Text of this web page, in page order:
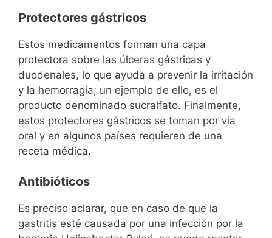
Protectores gástricos
Estos medicamentos forman una capa
protectora sobre las úlceras gástricas y
duodenales, lo que ayuda a prevenir la irritación
y la hemorragia; un ejemplo de ello, es el
producto denominado sucralfato. Finalmente,
estos protectores gástricos se toman por vía
oral y en algunos países requieren de una
receta médica.
Antibióticos
Es preciso aclarar, que en caso de que la
gastritis esté causada por una infección por la